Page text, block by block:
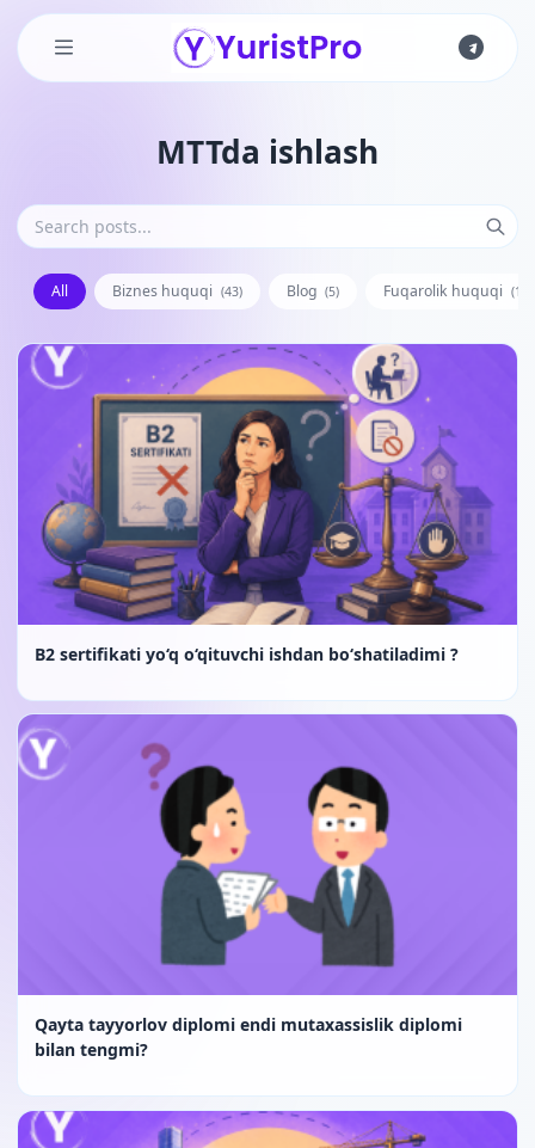
MTTda ishlash
All Biznes huquqi (43) Blog (5) Fuqarolik huquqi
B2 sertifikati yo‘q o‘qituvchi ishdan bo‘shatiladimi ?
Qayta tayyorlov diplomi endi mutaxassislik diplomi
bilan tengmi?